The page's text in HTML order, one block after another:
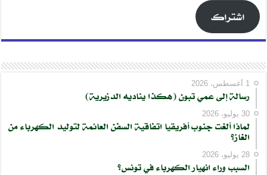
اشتراك
1 أغسطس، 2026
رسالة إلى عمي تبون (هكذا يناديه الدزيرية)
30 يوليو، 2026
لماذا ألغت جنوب أفريقيا اتفاقية السفن العائمة لتوليد الكهرباء من
الغاز؟
28 يوليو، 2026
السبب وراء انهيار الكهرباء في تونس؟